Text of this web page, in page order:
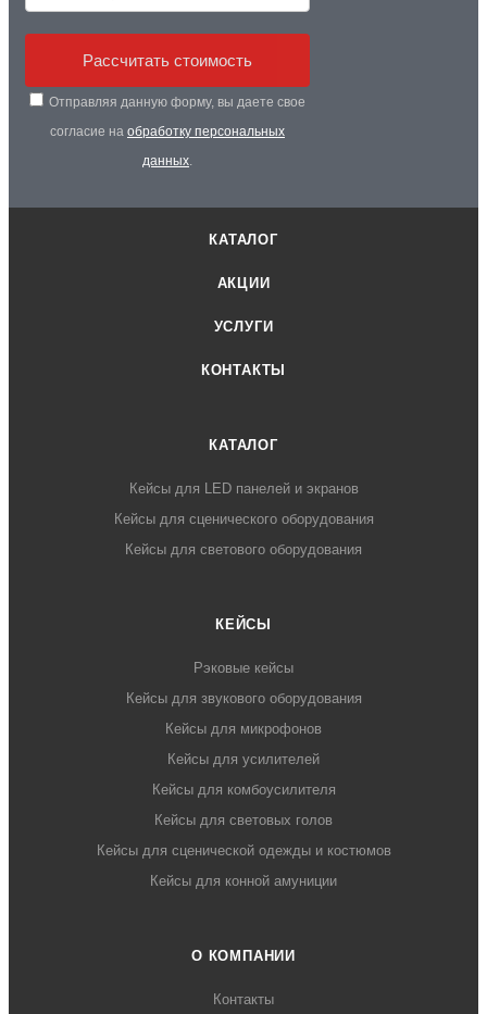
Рассчитать стоимость
Отправляя данную форму, вы даете свое
согласие на обработку персональных
данных.
КАТАЛОГ
АКЦИИ
УСЛУГИ
КОНТАКТЫ
КАТАЛОГ
Кейсы для LED панелей и экранов
Кейсы для сценического оборудования
Кейсы для светового оборудования
КЕЙСЫ
Рэковые кейсы
Кейсы для звукового оборудования
Кейсы для микрофонов
Кейсы для усилителей
Кейсы для комбоусилителя
Кейсы для световых голов
Кейсы для сценической одежды и костюмов
Кейсы для конной амуниции
О КОМПАНИИ
Контакты